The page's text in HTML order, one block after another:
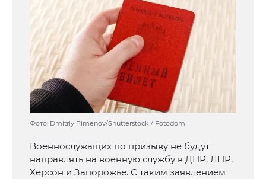
Фото: Dmitriy Pimenov/Shutterstock / Fotodom
Военнослужащих по призыву не будут
направлять на военную службу в ДНР, ЛНР,
Херсон и Запорожье. С таким заявлением